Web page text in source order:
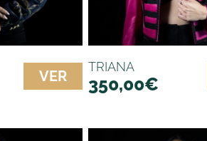
VER
TRIANA
350,00€